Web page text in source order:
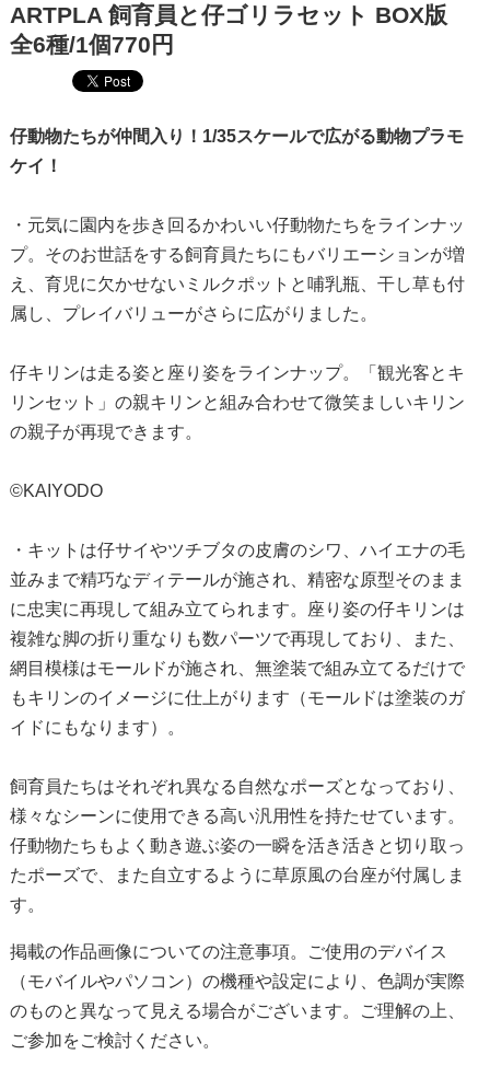
ARTPLA 飼育員と仔ゴリラセット BOX版
全6種/1個770円
仔動物たちが仲間入り！1/35スケールで広がる動物プラモ
ケイ！
・元気に園内を歩き回るかわいい仔動物たちをラインナッ
プ。そのお世話をする飼育員たちにもバリエーションが増
え、育児に欠かせないミルクポットと哺乳瓶、干し草も付
属し、プレイバリューがさらに広がりました。
仔キリンは走る姿と座り姿をラインナップ。「観光客とキ
リンセット」の親キリンと組み合わせて微笑ましいキリン
の親子が再現できます。
©KAIYODO
・キットは仔サイやツチブタの皮膚のシワ、ハイエナの毛
並みまで精巧なディテールが施され、精密な原型そのまま
に忠実に再現して組み立てられます。座り姿の仔キリンは
複雑な脚の折り重なりも数パーツで再現しており、また、
網目模様はモールドが施され、無塗装で組み立てるだけで
もキリンのイメージに仕上がります（モールドは塗装のガ
イドにもなります）。
飼育員たちはそれぞれ異なる自然なポーズとなっており、
様々なシーンに使用できる高い汎用性を持たせています。
仔動物たちもよく動き遊ぶ姿の一瞬を活き活きと切り取っ
たポーズで、また自立するように草原風の台座が付属しま
す。
掲載の作品画像についての注意事項。ご使用のデバイス
（モバイルやパソコン）の機種や設定により、色調が実際
のものと異なって見える場合がございます。ご理解の上、
ご参加をご検討ください。